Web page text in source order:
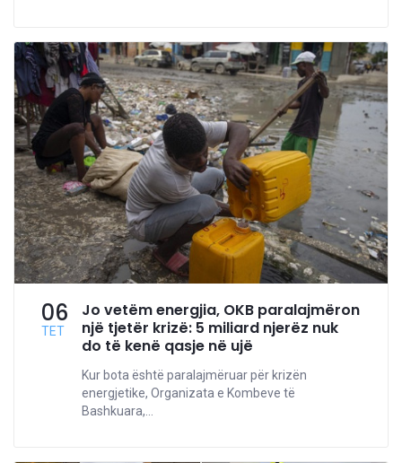
06
TET
Jo vetëm energjia, OKB paralajmëron
një tjetër krizë: 5 miliard njerëz nuk
do të kenë qasje në ujë
Kur bota është paralajmëruar për krizën
energjetike, Organizata e Kombeve të
Bashkuara,...